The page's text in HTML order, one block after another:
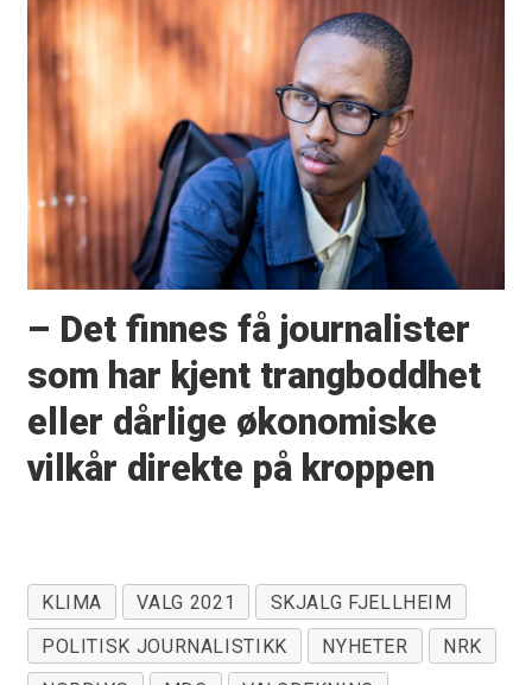
– Det finnes få journalister
som har kjent trangboddhet
eller dårlige økonomiske
vilkår direkte på kroppen
KLIMA VALG 2021
SKJALG FJELLHEIM
POLITISK JOURNALISTIKK
NYHETER
NRK